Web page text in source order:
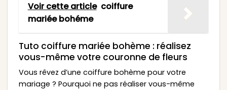
Voir cette article coiffure
mariée bohéme
Tuto coiffure mariée bohème : réalisez
vous-même votre couronne de fleurs
Vous rêvez d’une coiffure bohème pour votre
mariage ? Pourquoi ne pas réaliser vous-même